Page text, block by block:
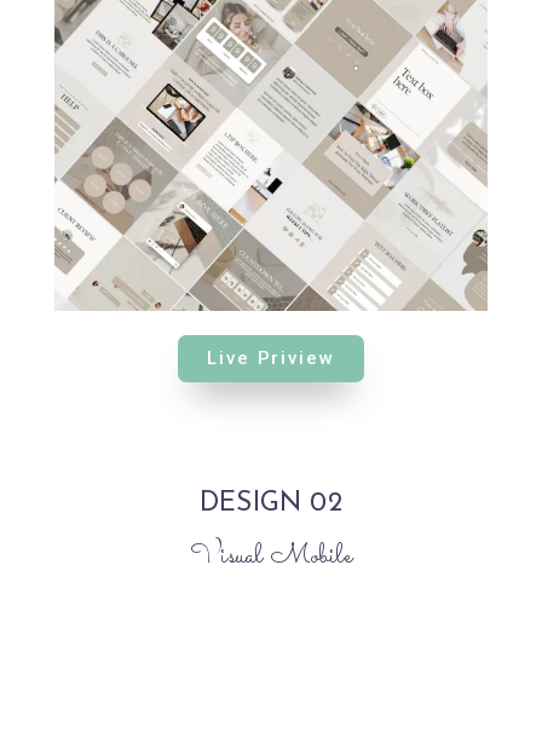
Live Priview
DESIGN 02
Visual Mobile